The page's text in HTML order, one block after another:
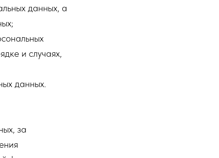
данных, а
и случаях,
данных.
за